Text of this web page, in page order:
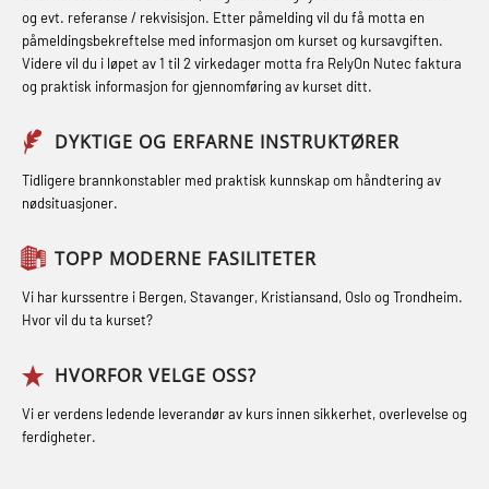
Fallsikring (FAR108)
Førstehjelp – repetisjon (OFA102)
Førstehjelp grunnkurs (OFABLE101)
GOC sertifikat grunnleggende
(GMDSS) (MRC101)
GOC sertifikat repetisjon (GMDSS)
(MRC102)
GSK Sikkerhetskurs offshore for
oljearbeidere (OBS1055)
GWO: BST – Offshore (Blended with
(RBSBLE018)
og med.behandling (MBS134)
STCW Kombi Oppdatering Offiserer
og Medisinsk Behandling med
Webinar (MBS1341)
STCW Oppdatering for offiserer 24 t
(MBS114)
STCW Medisinsk førstehjelp (MFA1081)
STCW Medisinsk førstehjelp
oppdatering (MBSBLE025)
STCW Oppdatering Medisinsk
Påbygging fra Offshore Norge til
Hjertestarter brukerkurs (OFA107)
Røykdykking industrivern –
repetisjon (LFI105)
Sikkerhetskurs for ansatte på
oppdrettsanlegg (LBS100)
Ulykkesgransking – Webinar (LSP103)
(LFI100)
og evt. referanse / rekvisisjon. Etter påmelding vil du få motta en
påmeldingsbekreftelse med informasjon om kurset og kursavgiften.
Videre vil du i løpet av 1 til 2 virkedager motta fra RelyOn Nutec faktura
og praktisk informasjon for gjennomføring av kurset ditt.
DYKTIGE OG ERFARNE INSTRUKTØRER
Tidligere brannkonstabler med praktisk kunnskap om håndtering av
nødsituasjoner.
TOPP MODERNE FASILITETER
Vi har kurssentre i Bergen, Stavanger, Kristiansand, Oslo og Trondheim.
Hvor vil du ta kurset?
HVORFOR VELGE OSS?
Vi er verdens ledende leverandør av kurs innen sikkerhet, overlevelse og
ferdigheter.